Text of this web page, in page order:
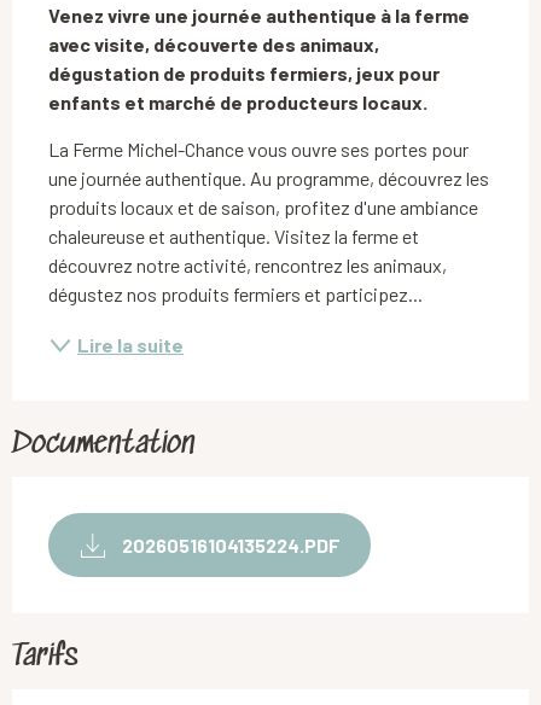
Venez vivre une journée authentique à la ferme
avec visite, découverte des animaux,
dégustation de produits fermiers, jeux pour
enfants et marché de producteurs locaux.
La Ferme Michel-Chance vous ouvre ses portes pour
une journée authentique. Au programme, découvrez les
produits locaux et de saison, profitez d'une ambiance
chaleureuse et authentique. Visitez la ferme et
découvrez notre activité, rencontrez les animaux,
dégustez nos produits fermiers et participez...
Lire la suite
Documentation
20260516104135224.PDF
Tarifs